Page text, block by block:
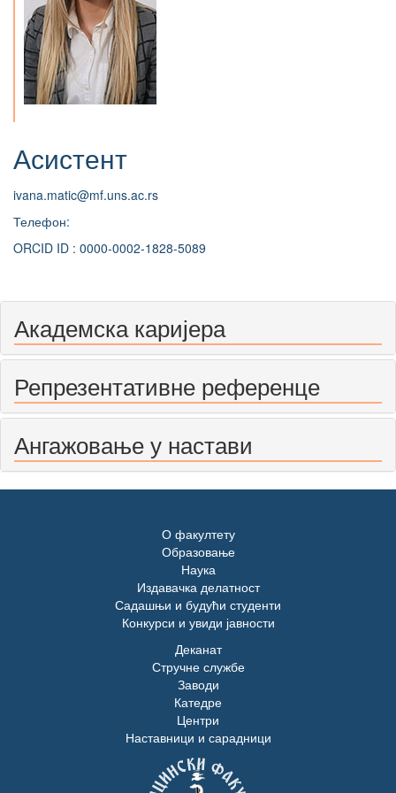
Асистент
ivana.matic@mf.uns.ac.rs
Телефон:
ORCID ID : 0000-0002-1828-5089
Академска каријера
Репрезентативне референце
Ангажовање у настави
О факултету
Образовање
Наука
Издавачка делатност
Садашњи и будући студенти
Конкурси и увиди јавности
Деканат
Стручне службе
Заводи
Катедре
Центри
Наставници и сарадници